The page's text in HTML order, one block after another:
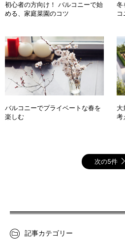
初心者の方向け！ バルコニーで始
める、家庭菜園のコツ
冬
コ
バルコニーでプライベートな春を
楽しむ
大
考
次の5件
記事カテゴリー